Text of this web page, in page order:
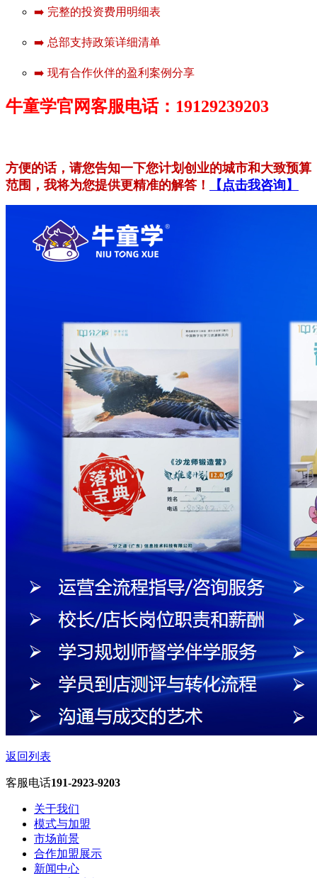
➡️ 完整的投资费用明细表
➡️ 总部支持政策详细清单
➡️ 现有合作伙伴的盈利案例分享
牛童学官网客服电话：19129239203
方便的话，请您告知一下您计划创业的城市和大致预算
范围，我将为您提供更精准的解答！
【点击我咨询】
返回列表
客服电话191-2923-9203
关于我们
模式与加盟
市场前景
合作加盟展示
新闻中心